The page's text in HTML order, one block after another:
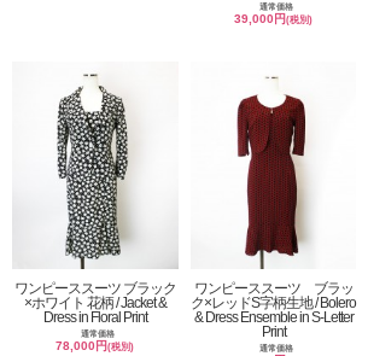
通常価格
39,000円(税別)
ワンピーススーツ ブラック
×ホワイト 花柄 / Jacket &
Dress in Floral Print
通常価格
78,000円(税別)
ワンピーススーツ ブラッ
ク×レッドS字柄生地 / Bolero
& Dress Ensemble in S-Letter
Print
通常価格